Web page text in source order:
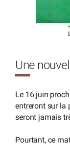
Une
Le 16 juin
entreront sur la
seront jamais
Pourtant, ce